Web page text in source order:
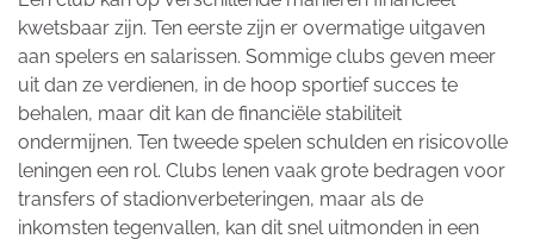
kwetsbaar zijn. Ten eerste zijn er overmatige uitgaven
aan spelers en salarissen. Sommige clubs geven meer
uit dan ze verdienen, in de hoop sportief succes te
behalen, maar dit kan de financiële stabiliteit
ondermijnen. Ten tweede spelen schulden en risicovolle
leningen een rol. Clubs lenen vaak grote bedragen voor
transfers of stadionverbeteringen, maar als de
inkomsten tegenvallen, kan dit snel uitmonden in een